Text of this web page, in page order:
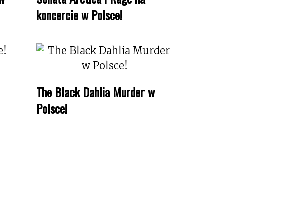
koncercie w Polsce!
The Black Dahlia Murder w
Polsce!